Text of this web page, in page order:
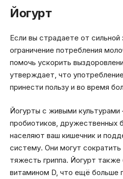
Йогурт
Если вы страдаете от сильной
ограничение потребления
помочь ускорить
утверждает, что
принести пользу и во время
Йогурты с живыми культурами
пробиотиков, дружественных
населяют ваш кишечник и
систему. Они могут
тяжесть гриппа. Йогурт также
витамином D, что ещё больше